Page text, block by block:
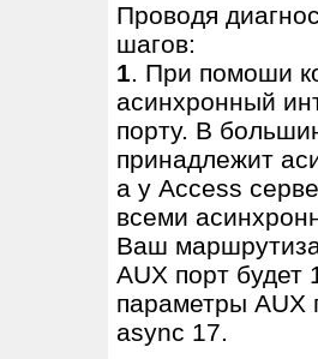
Проводя
шагов:
1. При помоши
асинхронный
порту. В
принадлежит
а у Access
всеми
Ваш
AUX порт будет
параметры AUX
async 17.